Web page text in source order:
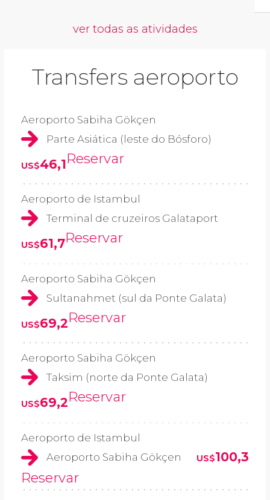
ver todas as atividades
Transfers aeroporto
Aeroporto Sabiha Gökçen
Parte Asiática (leste do Bósforo)
US$46,1Reservar
Aeroporto de Istambul
Terminal de cruzeiros Galataport
US$61,7Reservar
Aeroporto Sabiha Gökçen
Sultanahmet (sul da Ponte Galata)
US$69,2Reservar
Aeroporto Sabiha Gökçen
Taksim (norte da Ponte Galata)
US$69,2Reservar
Aeroporto de Istambul
Aeroporto Sabiha Gökçen
US$100,3
Reservar